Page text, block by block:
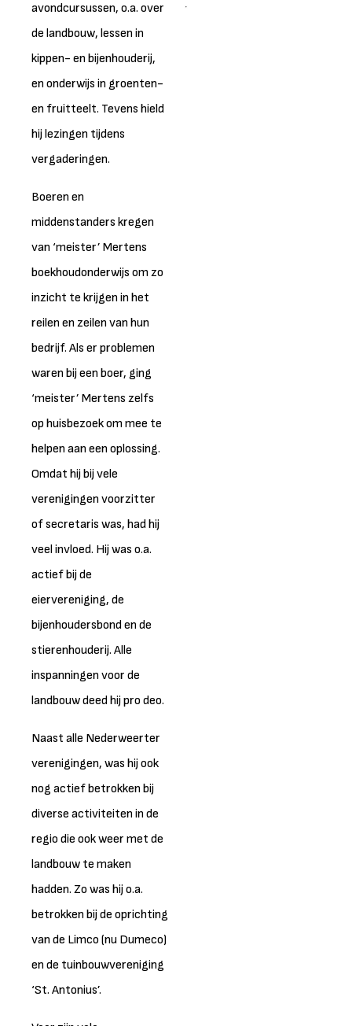
avondcursussen, o.a. over
de landbouw, lessen in
kippen- en bijenhouderij,
en onderwijs in groenten-
en fruitteelt. Tevens hield
hij lezingen tijdens
vergaderingen.
Boeren en
middenstanders kregen
van ‘meister’ Mertens
boekhoudonderwijs om zo
inzicht te krijgen in het
reilen en zeilen van hun
bedrijf. Als er problemen
waren bij een boer, ging
‘meister’ Mertens zelfs
op huisbezoek om mee te
helpen aan een oplossing.
Omdat hij bij vele
verenigingen voorzitter
of secretaris was, had hij
veel invloed. Hij was o.a.
actief bij de
eiervereniging, de
bijenhoudersbond en de
stierenhouderij. Alle
inspanningen voor de
landbouw deed hij pro deo.
Naast alle Nederweerter
verenigingen, was hij ook
nog actief betrokken bij
diverse activiteiten in de
regio die ook weer met de
landbouw te maken
hadden. Zo was hij o.a.
betrokken bij de oprichting
van de Limco (nu Dumeco)
en de tuinbouwvereniging
‘St. Antonius’.